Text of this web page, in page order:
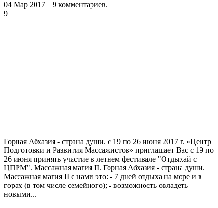
04 Мар 2017 | 9 комментариев.
9
Горная Абхазия - страна души. с 19 по 26 июня 2017 г. «Центр
Подготовки и Развития Массажистов» приглашает Вас с 19 по
26 июня принять участие в летнем фестивале "Отдыхай с
ЦПРМ". Массажная магия II. Горная Абхазия - страна души.
Массажная магия II с нами это: - 7 дней отдыха на море и в
горах (в том числе семейного); - возможность овладеть
новыми...